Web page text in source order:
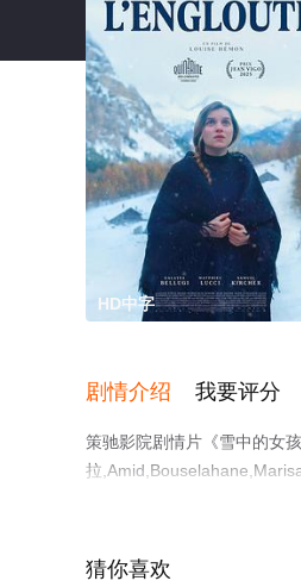
HD中字
剧情介绍 我要评分
策驰影院剧情片《雪中的女
拉
观看高清无删减完整版电影
猜你喜欢